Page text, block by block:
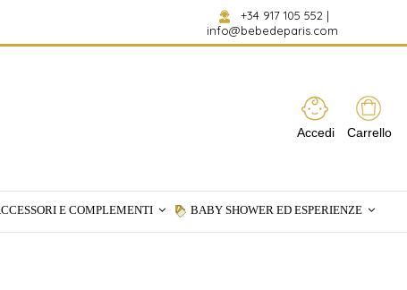
+34 917 105 552 |
info@bebedeparis.com
Accedi Carrello
E COMPLEMENTI BABY SHOWER ED ESPERIENZE